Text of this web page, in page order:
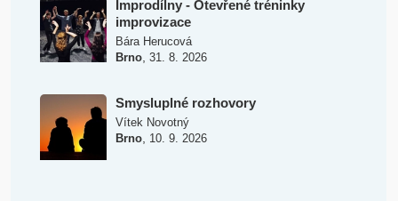
Improdílny - Otevřené tréninky
improvizace
Bára Herucová
Brno, 31. 8. 2026
Smysluplné rozhovory
Vítek Novotný
Brno, 10. 9. 2026